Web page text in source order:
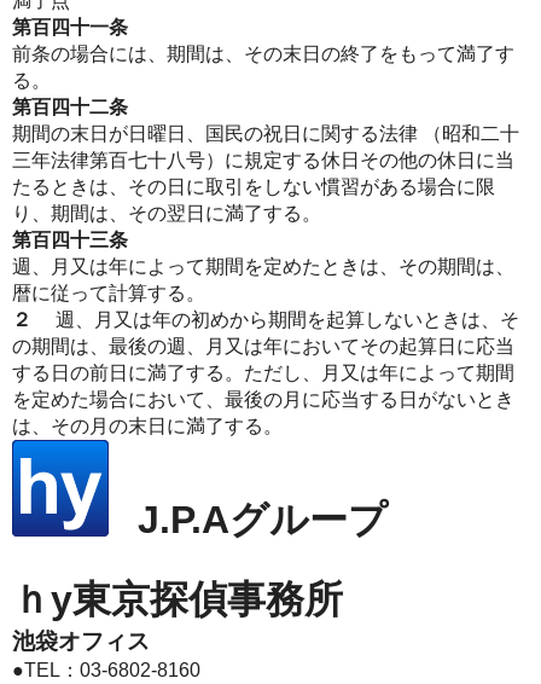
第百四十一条
前条の場合には、期間は、その末日の終了をもって満了す
る。
第百四十二条
期間の末日が日曜日、国民の祝日に関する法律 （昭和二十
三年法律第百七十八号）に規定する休日その他の休日に当
たるときは、その日に取引をしない慣習がある場合に限
り、期間は、その翌日に満了する。
第百四十三条
週、月又は年によって期間を定めたときは、その期間は、
暦に従って計算する。
２
週、月又は年の初めから期間を起算しないときは、そ
の期間は、最後の週、月又は年においてその起算日に応当
する日の前日に満了する。ただし、月又は年によって期間
を定めた場合において、最後の月に応当する日がないとき
は、その月の末日に満了する。
J.P.Aグループ
ｈy東京探偵事務所
池袋オフィス
●TEL： 03-6802-8160